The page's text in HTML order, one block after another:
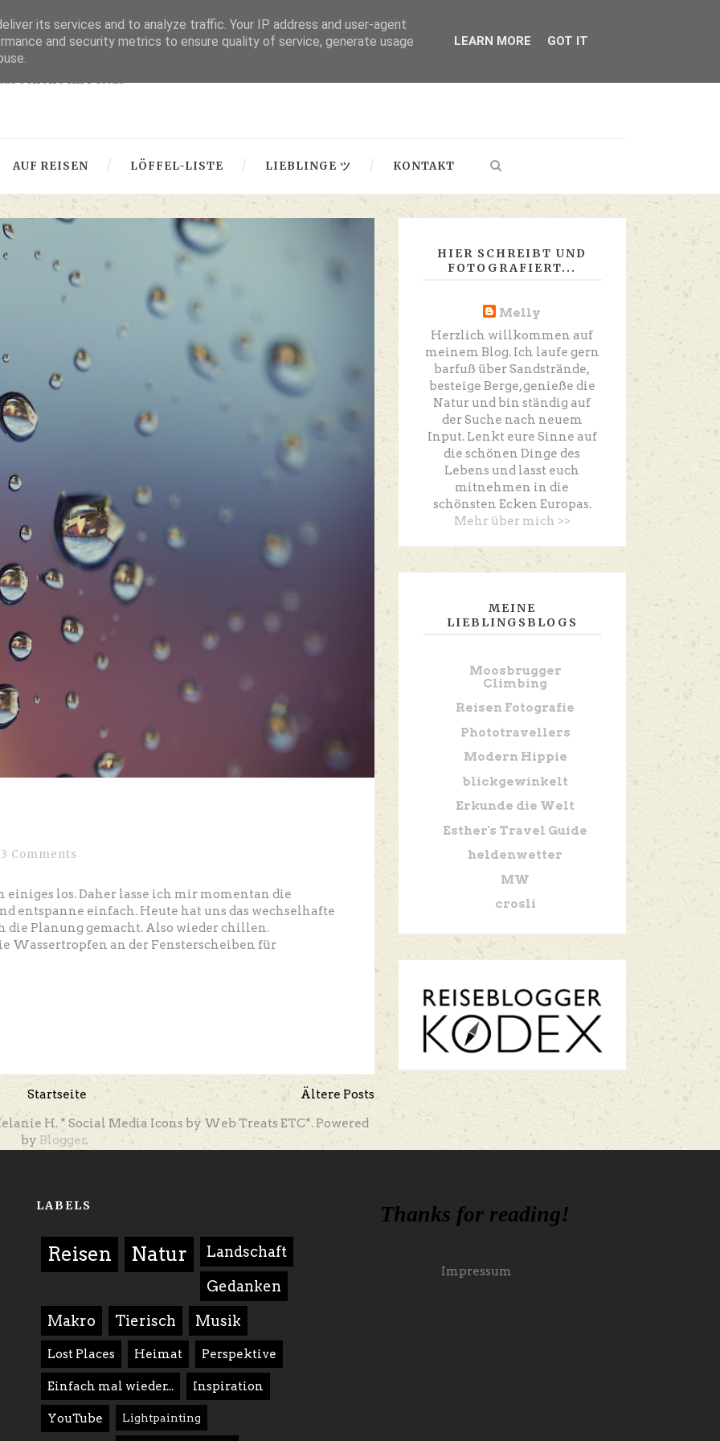
lensed eyes
AUF REISEN LÖFFEL-LISTE LIEBLINGE ツ KONTAKT
3 Comments
los. Daher lasse ich mir momentan die
entspanne einfach. Heute hat uns das wechselhafte
Planung gemacht. Also wieder chillen.
Wassertropfen an der Fensterscheiben für
Ältere Posts
Startseite
H. * Social Media Icons by Web Treats ETC*. Powered
by Blogger.
HIER SCHREIBT UND
FOTOGRAFIERT...
Melly
Herzlich willkommen auf
meinem Blog. Ich laufe gern
barfuß über Sandstrände,
besteige Berge, genieße die
Natur und bin ständig auf
der Suche nach neuem
Input. Lenkt eure Sinne auf
die schönen Dinge des
Lebens und lasst euch
mitnehmen in die
schönsten Ecken Europas.
Mehr über mich >>
MEINE
LIEBLINGSBLOGS
Moosbrugger
Climbing
Reisen Fotografie
Phototravellers
Modern Hippie
blickgewinkelt
Erkunde die Welt
Esther's Travel Guide
heldenwetter
MW
crosli
LABELS
Reisen Natur Landschaft
Gedanken
Makro Tierisch Musik
Lost Places Heimat Perspektive
Einfach mal wieder... Inspiration
YouTube Lightpainting
Thanks for reading!
Impressum
its services and to analyze traffic. Your IP address and user-agent
and security metrics to ensure quality of service, generate usage
LEARN MORE GOT IT